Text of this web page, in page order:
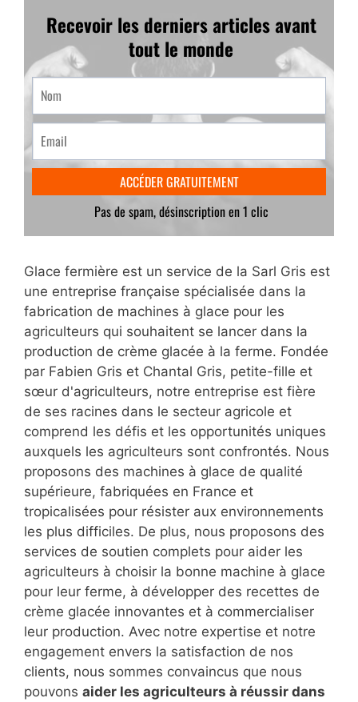
Glace fermière est un service de la Sarl Gris est
une entreprise française spécialisée dans la
fabrication de machines à glace pour les
agriculteurs qui souhaitent se lancer dans la
production de crème glacée à la ferme. Fondée
par Fabien Gris et Chantal Gris, petite-fille et
sœur d'agriculteurs, notre entreprise est fière
de ses racines dans le secteur agricole et
comprend les défis et les opportunités uniques
auxquels les agriculteurs sont confrontés. Nous
proposons des machines à glace de qualité
supérieure, fabriquées en France et
tropicalisées pour résister aux environnements
les plus difficiles. De plus, nous proposons des
services de soutien complets pour aider les
agriculteurs à choisir la bonne machine à glace
pour leur ferme, à développer des recettes de
crème glacée innovantes et à commercialiser
leur production. Avec notre expertise et notre
engagement envers la satisfaction de nos
clients, nous sommes convaincus que nous
pouvons aider les agriculteurs à réussir dans